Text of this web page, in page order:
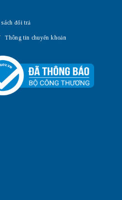
đổi trả
Thông tin chuyển khoản